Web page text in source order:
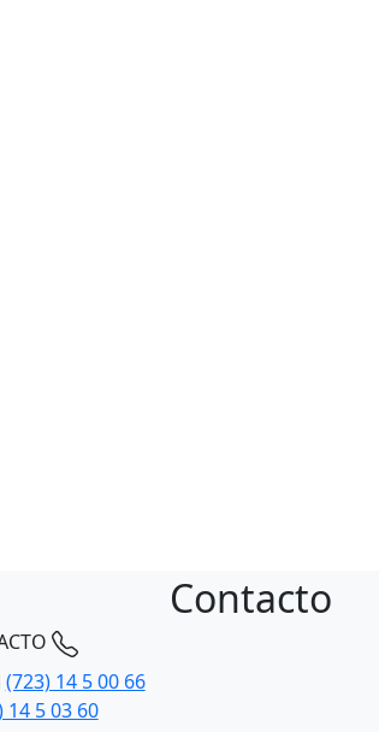
Contacto
(723) 14 5 00 66
14 5 03 60